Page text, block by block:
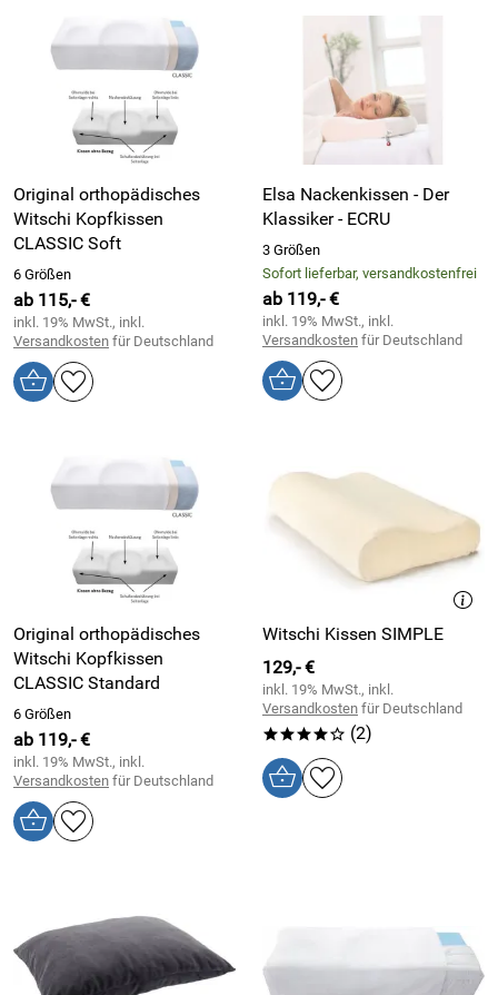
Original orthopädisches
Witschi Kopfkissen
CLASSIC Soft
6 Größen
ab 115,- €
inkl. 19% MwSt., inkl.
Versandkosten für Deutschland
Elsa Nackenkissen - Der
Klassiker - ECRU
3 Größen
Sofort lieferbar, versandkostenfrei
ab 119,- €
inkl. 19% MwSt., inkl.
Versandkosten für Deutschland
Original orthopädisches
Witschi Kopfkissen
CLASSIC Standard
6 Größen
ab 119,- €
inkl. 19% MwSt., inkl.
Versandkosten für Deutschland
Witschi Kissen SIMPLE
129,- €
inkl. 19% MwSt., inkl.
Versandkosten für Deutschland
****o (2)